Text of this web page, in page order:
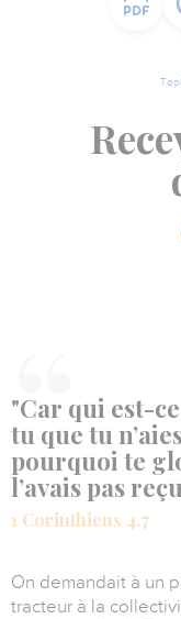
"Car qui est-
tu que tu
pourquoi te
l’avais pas
1 Corinthiens 4.7
On demandait à un
tracteur à la